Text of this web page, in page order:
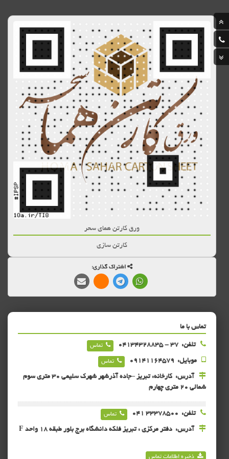
ورق کارتن همای سحر
کارتن سازی
اشتراک گذاری:
تماس با ما
تلفن: تماس
موبایل: تماس
آدرس:
کارخانه: تبریز –جاده آذرشهر شهرک سلیمی 30 متری سوم
شمالی 20 متری چهارم
تلفن: تماس
آدرس: دفتر مرکزی : تبریز فلکه دانشگاه برج بلور طبقه 18 واحد F
ذخیره اطلاعات تماس